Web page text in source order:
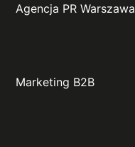
Agencja PR Warszawa
Marketing B2B